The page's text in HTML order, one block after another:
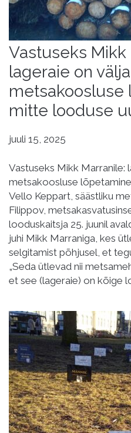
Vastuseks Mikk
lageraie on
metsakoosluse
mitte looduse
juuli 15, 2025
Vastuseks Mikk Marranile:
metsakoosluse
Vello Keppart, säästliku
Filippov,
looduskaitsja 25. juunil
juhi Mikk Marraniga, kes
selgitamist põhjusel, et
„Seda ütlevad nii
et see (lageraie) on kõige